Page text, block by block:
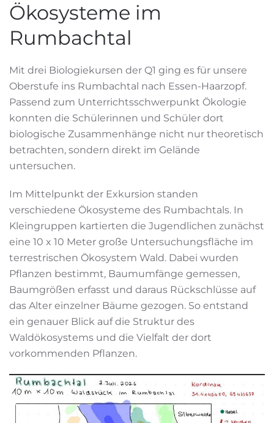
Ökosysteme im
Rumbachtal
Mit drei Biologiekursen der Q1 ging es für unsere
Oberstufe ins Rumbachtal nach Essen-Haarzopf.
Passend zum Unterrichtsschwerpunkt Ökologie
konnten die Schülerinnen und Schüler dort
biologische Zusammenhänge nicht nur theoretisch
betrachten, sondern direkt im Gelände
untersuchen.
Im Mittelpunkt der Exkursion standen
verschiedene Ökosysteme des Rumbachtals. In
Kleingruppen kartierten die Jugendlichen zunächst
eine 10 x 10 Meter große Untersuchungsfläche im
terrestrischen Ökosystem Wald. Dabei wurden
Pflanzen bestimmt, Baumumfänge gemessen,
Baumgrößen erfasst und daraus Rückschlüsse auf
das Alter einzelner Bäume gezogen. So entstand
ein genauer Blick auf die Struktur des
Waldökosystems und die Vielfalt der dort
vorkommenden Pflanzen.